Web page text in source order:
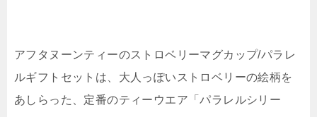
アフタヌーンティーのストロベリーマグカップ/パラレ
ルギフトセットは、大人っぽいストロベリーの絵柄を
あしらった、定番のティーウエア「パラレルシリー